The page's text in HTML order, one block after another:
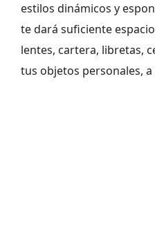
estilos dinámicos y
te dará suficiente
lentes, cartera, libretas,
tus objetos personales,